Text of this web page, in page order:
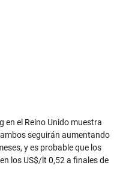
en el Reino Unido muestra
seguirán aumentando
y es probable que los
los US$/lt 0,52 a finales de